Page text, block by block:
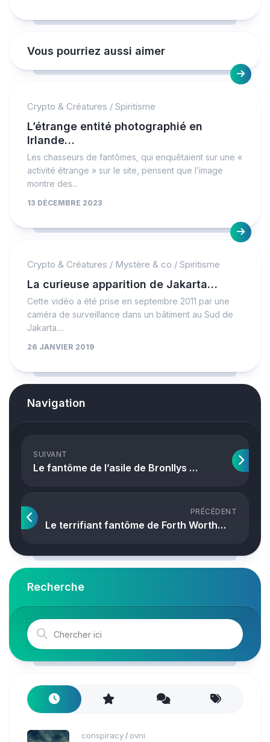
Vous pourriez aussi aimer
Crypto & Créatures / Spiritisme
L’étrange entité photographié en
Irlande…
Les chasseurs de fantômes, qui enquêtaient sur une «
activité étrange » sur le site, pensent que l’image
montre des...
13 DÉCEMBRE 2023
Crypto & Créatures / Mystère & co / Spiritisme
La curieuse apparition de Jakarta…
Cette vidéo a été prise en septembre 2011 par une
caméra de surveillance dans un bâtiment au Sud de
Jakarta....
26 JANVIER 2019
Navigation
SUIVANT
Le fantôme de l’asile de Bronllys …
PRÉCÉDENT
Le terrifiant fantôme de Forth Worth…
Recherche
conspiracy / ovni